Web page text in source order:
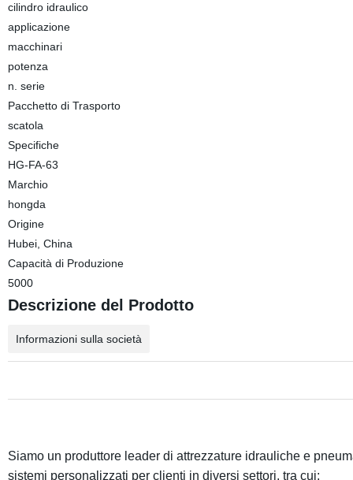
cilindro idraulico
applicazione
macchinari
potenza
n. serie
Pacchetto di Trasporto
scatola
Specifiche
HG-FA-63
Marchio
hongda
Origine
Hubei, China
Capacità di Produzione
5000
Descrizione del Prodotto
Informazioni sulla società
Siamo un produttore leader di attrezzature idrauliche e
sistemi personalizzati per clienti in diversi settori, tra cui: